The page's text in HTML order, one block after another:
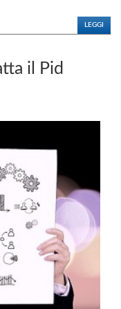
LEGGI
il Pid